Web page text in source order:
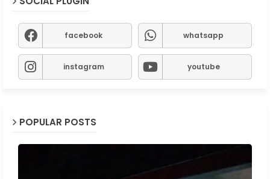
facebook whatsapp
instagram youtube
POPULAR POSTS